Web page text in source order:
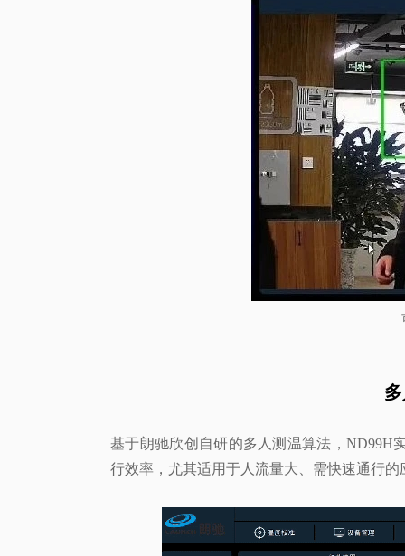
基于朗驰欣创自研的多人测温算法，ND99H
行效率，尤其适用于人流量大、需快速通行的